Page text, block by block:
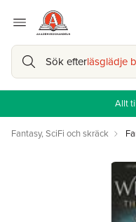
Sök efterläsglädje
Allt
Fantasy, SciFi och skräck